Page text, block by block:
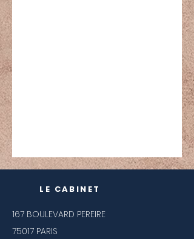
LE CABINET
167 BOULEVARD PEREIRE
75017 PARIS